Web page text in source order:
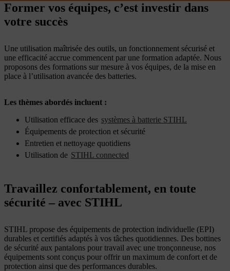
Former vos équipes, c’est investir dans
votre succès
Une utilisation maîtrisée des outils, un fonctionnement sécurisé et
une efficacité accrue commencent par une formation adaptée. Nous
proposons des formations sur mesure à vos équipes, de la mise en
place à l’utilisation avancée des batteries.
Les thèmes abordés incluent :
Utilisation efficace des systèmes à batterie STIHL
Équipements de protection et sécurité
Entretien et nettoyage quotidiens
Utilisation de STIHL connected
Travaillez confortablement, en toute
sécurité – avec STIHL
STIHL propose des équipements de protection individuelle (EPI)
durables et certifiés adaptés à vos tâches quotidiennes. Des bottines
de sécurité aux pantalons pour travail avec une tronçonneuse, nos
équipements sont conçus pour offrir un maximum de confort et de
protection ainsi que des performances durables.